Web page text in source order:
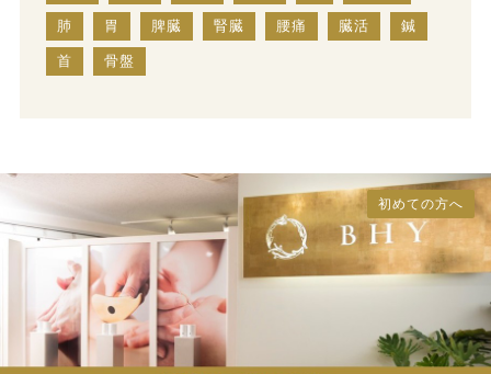
肺 胃 脾臓 腎臓 腰痛 臓活 鍼
首 骨盤
初めての方へ